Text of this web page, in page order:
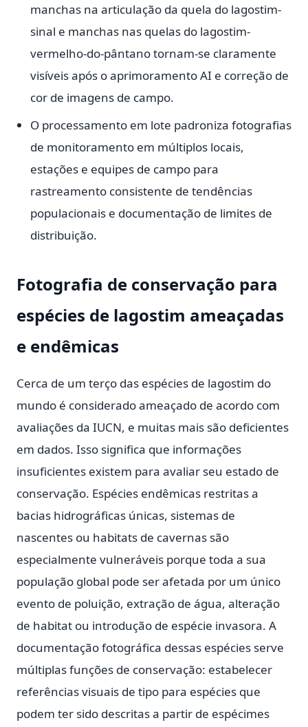
manchas na articulação da quela do lagostim-
sinal e manchas nas quelas do lagostim-
vermelho-do-pântano tornam-se claramente
visíveis após o aprimoramento AI e correção de
cor de imagens de campo.
O processamento em lote padroniza fotografias
de monitoramento em múltiplos locais,
estações e equipes de campo para
rastreamento consistente de tendências
populacionais e documentação de limites de
distribuição.
Fotografia de conservação para
espécies de lagostim ameaçadas
e endêmicas
Cerca de um terço das espécies de lagostim do
mundo é considerado ameaçado de acordo com
avaliações da IUCN, e muitas mais são deficientes
em dados. Isso significa que informações
insuficientes existem para avaliar seu estado de
conservação. Espécies endêmicas restritas a
bacias hidrográficas únicas, sistemas de
nascentes ou habitats de cavernas são
especialmente vulneráveis porque toda a sua
população global pode ser afetada por um único
evento de poluição, extração de água, alteração
de habitat ou introdução de espécie invasora. A
documentação fotográfica dessas espécies serve
múltiplas funções de conservação: estabelecer
referências visuais de tipo para espécies que
podem ter sido descritas a partir de espécimes